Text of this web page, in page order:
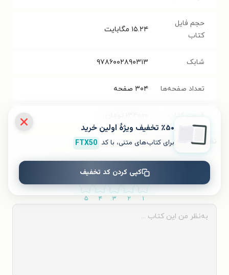
حجم فایل
کتاب
۱۵.۲۴ مگابایت
شابک ۹۷۸۶۰۰۲۸۹۰۳۱۳
تعداد صفحه‌ها ۳۰۴ صفحه
نظر شما دربارهٔ این کتاب
۱ ۲ ۳ ۴ ۵
٪۵۰ تخفیف ویژۀ اولین خرید
برای کتاب‌های متنی، با کد FTX50
کپی کردن کد تخفیف